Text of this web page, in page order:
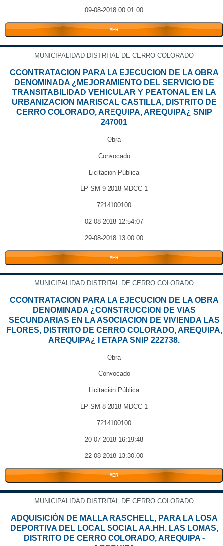
09-08-2018 00:01:00
VER
MUNICIPALIDAD DISTRITAL DE CERRO COLORADO
CCONTRATACION PARA LA EJECUCION DE LA OBRA
DENOMINADA ¿MEJORAMIENTO DEL SERVICIO DE
TRANSITABILIDAD VEHICULAR Y PEATONAL EN LA
URBANIZACION MARISCAL CASTILLA, DISTRITO DE
CERRO COLORADO, AREQUIPA, AREQUIPA¿ SNIP
247001
Obra
Convocado
Licitación Pública
LP-SM-9-2018-MDCC-1
7214100100
02-08-2018 12:54:07
29-08-2018 13:00:00
VER
MUNICIPALIDAD DISTRITAL DE CERRO COLORADO
CCONTRATACION PARA LA EJECUCION DE LA OBRA
DENOMINADA ¿CONSTRUCCION DE VIAS
SECUNDARIAS EN LA ASOCIACION DE VIVIENDA LAS
FLORES, DISTRITO DE CERRO COLORADO, AREQUIPA,
AREQUIPA¿ I ETAPA SNIP 222738.
Obra
Convocado
Licitación Pública
LP-SM-8-2018-MDCC-1
7214100100
20-07-2018 16:19:48
22-08-2018 13:30:00
VER
MUNICIPALIDAD DISTRITAL DE CERRO COLORADO
ADQUISICIÓN DE MALLA RASCHELL, PARA LA LOSA
DEPORTIVA DEL LOCAL SOCIAL AA.HH. LAS LOMAS,
DISTRITO DE CERRO COLORADO, AREQUIPA -